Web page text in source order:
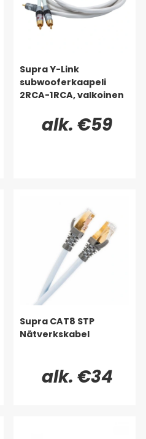
Supra Y-Link
subwooferkaapeli
2RCA-1RCA, valkoinen
alk. €59
Supra CAT8 STP
Nätverkskabel
alk. €34